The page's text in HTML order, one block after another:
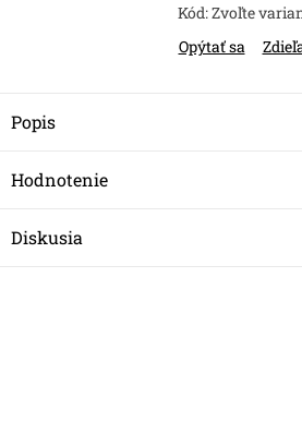
Kód:Zvoľte
Opýtať sa
Popis
Hodnotenie
Diskusia